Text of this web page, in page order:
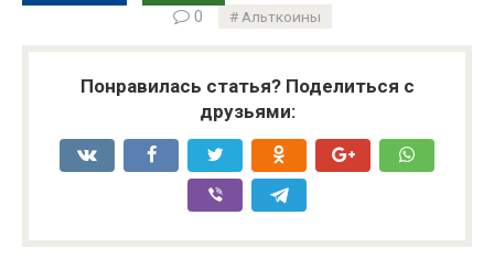
0 Альткоины
Понравилась статья? Поделиться с
друзьями: